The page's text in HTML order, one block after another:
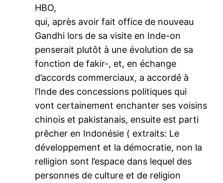
HBO,
qui, après avoir fait office de nouveau
Gandhi lors de sa visite en Inde-on
penserait plutôt à une évolution de sa
fonction de fakir-, et, en échange
d’accords commerciaux, a accordé à
l’Inde des concessions politiques qui
vont certainement enchanter ses voisins
chinois et pakistanais, ensuite est parti
prêcher en Indonésie ( extraits: Le
développement et la démocratie, non la
relligion sont l’espace dans lequel des
personnes de culture et de religion